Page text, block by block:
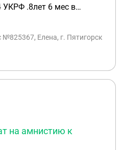
УКРФ .8лет 6 мес в
является ветераном
9 мая 2015г. Если да,
и какой статьи
назначенного наказания?
№825367, Елена, г. Пятигорск
на амнистию к